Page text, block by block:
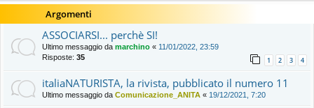
Argomenti
ASSOCIARSI... perchè SI!
Ultimo messaggio da marchino « 11/01/2022, 23:59
Risposte: 35 1 2 3 4
italiaNATURISTA, la rivista, pubblicato il numero 11
Ultimo messaggio da Comunicazione_ANITA « 19/12/2021, 7:20